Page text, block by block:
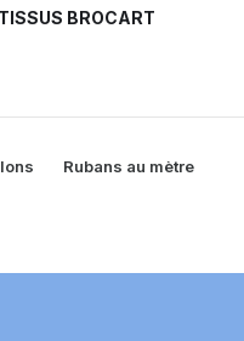
TISSUS BROCART
Rubans au mètre